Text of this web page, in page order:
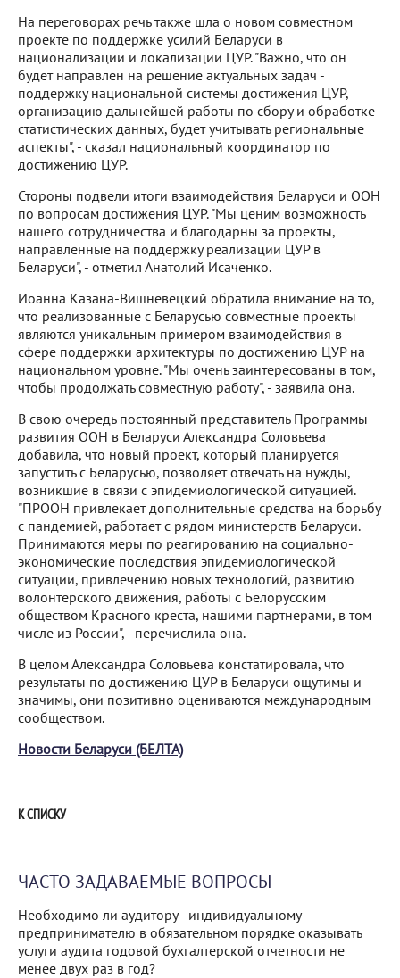
На переговорах речь также шла о новом совместном
проекте по поддержке усилий Беларуси в
национализации и локализации ЦУР. "Важно, что он
будет направлен на решение актуальных задач -
поддержку национальной системы достижения ЦУР,
организацию дальнейшей работы по сбору и обработке
статистических данных, будет учитывать региональные
аспекты", - сказал национальный координатор по
достижению ЦУР.
Стороны подвели итоги взаимодействия Беларуси и ООН
по вопросам достижения ЦУР. "Мы ценим возможность
нашего сотрудничества и благодарны за проекты,
направленные на поддержку реализации ЦУР в
Беларуси", - отметил Анатолий Исаченко.
Иоанна Казана-Вишневецкий обратила внимание на то,
что реализованные с Беларусью совместные проекты
являются уникальным примером взаимодействия в
сфере поддержки архитектуры по достижению ЦУР на
национальном уровне. "Мы очень заинтересованы в том,
чтобы продолжать совместную работу", - заявила она.
В свою очередь постоянный представитель Программы
развития ООН в Беларуси Александра Соловьева
добавила, что новый проект, который планируется
запустить с Беларусью, позволяет отвечать на нужды,
возникшие в связи с эпидемиологической ситуацией.
"ПРООН привлекает дополнительные средства на борьбу
с пандемией, работает с рядом министерств Беларуси.
Принимаются меры по реагированию на социально-
экономические последствия эпидемиологической
ситуации, привлечению новых технологий, развитию
волонтерского движения, работы с Белорусским
обществом Красного креста, нашими партнерами, в том
числе из России", - перечислила она.
В целом Александра Соловьева констатировала, что
результаты по достижению ЦУР в Беларуси ощутимы и
значимы, они позитивно оцениваются международным
сообществом.
Новости Беларуси (БЕЛТА)
К СПИСКУ
ЧАСТО ЗАДАВАЕМЫЕ ВОПРОСЫ
Необходимо ли аудитору–индивидуальному
предпринимателю в обязательном порядке оказывать
услуги аудита годовой бухгалтерской отчетности не
менее двух раз в год?